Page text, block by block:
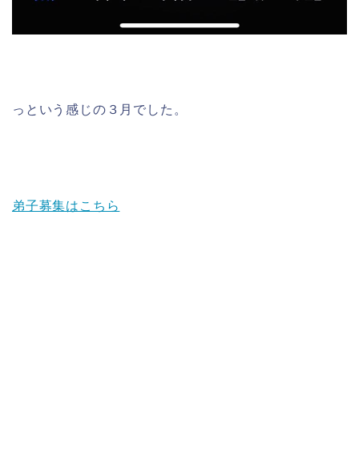
っという感じの３月でした。
弟子募集はこちら